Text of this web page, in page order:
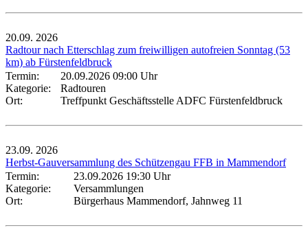
20.09. 2026
Radtour nach Etterschlag zum freiwilligen autofreien Sonntag (53
km) ab Fürstenfeldbruck
Termin:
20.09.2026 09:00 Uhr
Kategorie:
Radtouren
Ort:
Treffpunkt Geschäftsstelle ADFC Fürstenfeldbruck
23.09. 2026
Herbst-Gauversammlung des Schützengau FFB in Mammendorf
Termin:
23.09.2026 19:30 Uhr
Kategorie:
Versammlungen
Ort:
Bürgerhaus Mammendorf, Jahnweg 11